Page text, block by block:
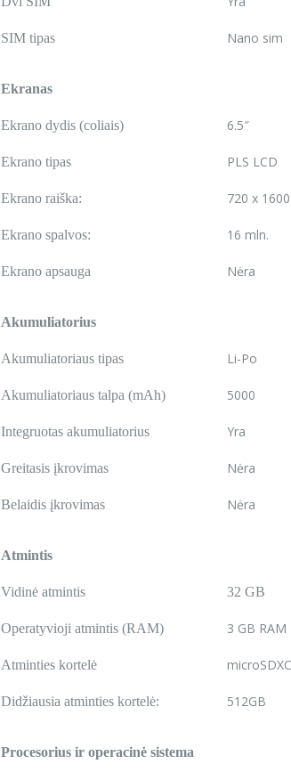
SIM tipas Nano sim
Ekranas
Ekrano dydis (coliais) 6.5″
Ekrano tipas PLS LCD
Ekrano raiška: 720 x 1600
Ekrano spalvos: 16 mln.
Ekrano apsauga Nėra
Akumuliatorius
Akumuliatoriaus tipas Li-Po
Akumuliatoriaus talpa (mAh) 5000
Integruotas akumuliatorius Yra
Greitasis įkrovimas Nėra
Belaidis įkrovimas Nėra
Atmintis
Vidinė atmintis 32 GB
Operatyvioji atmintis (RAM) 3 GB RAM
Atminties kortelė microSDXC
Didžiausia atminties kortelė: 512GB
Procesorius ir operacinė sistema